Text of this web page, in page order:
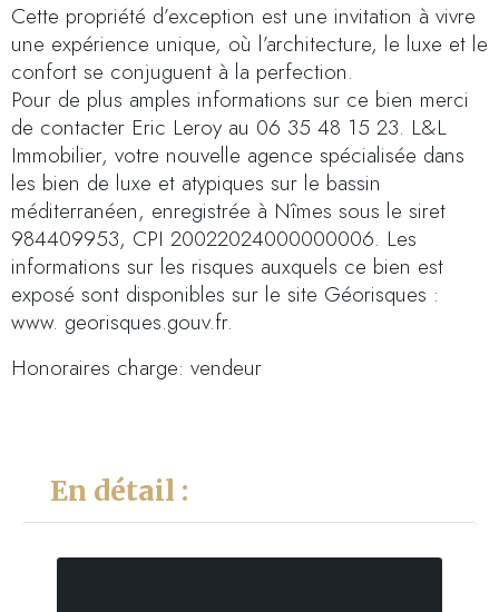
Cette propriété d’exception est une invitation à vivre
une expérience unique, où l’architecture, le luxe et le
confort se conjuguent à la perfection.
Pour de plus amples informations sur ce bien merci
de contacter Eric Leroy au 06 35 48 15 23. L&L
Immobilier, votre nouvelle agence spécialisée dans
les bien de luxe et atypiques sur le bassin
méditerranéen, enregistrée à Nîmes sous le siret
984409953, CPI 20022024000000006. Les
informations sur les risques auxquels ce bien est
exposé sont disponibles sur le site Géorisques :
www. georisques.gouv.fr.
Honoraires charge: vendeur
En détail :